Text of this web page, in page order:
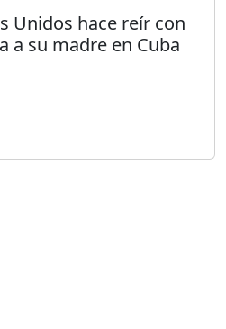
Unidos hace reír con
a su madre en Cuba